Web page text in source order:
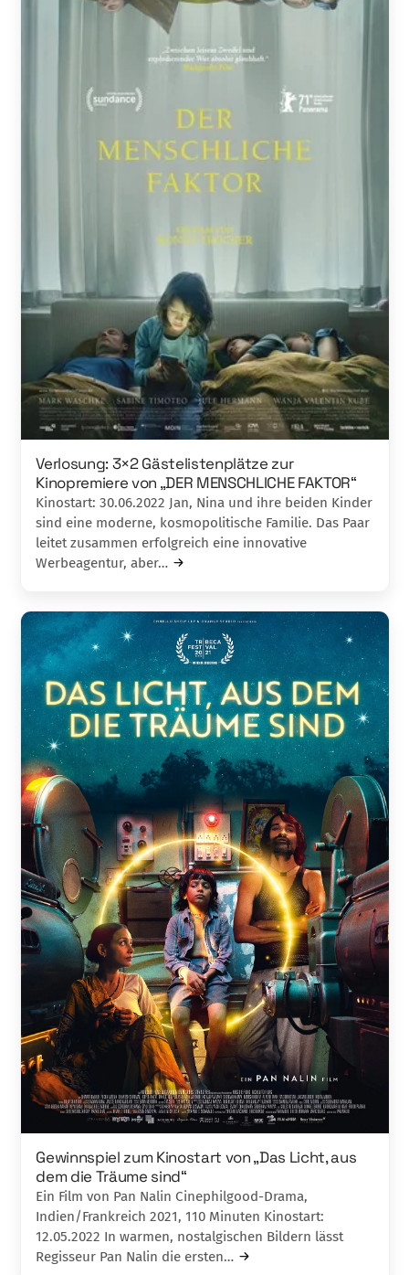
Verlosung: 3×2 Gästelistenplätze zur
Kinopremiere von „DER MENSCHLICHE FAKTOR“
Kinostart: 30.06.2022 Jan, Nina und ihre beiden Kinder
sind eine moderne, kosmopolitische Familie. Das Paar
leitet zusammen erfolgreich eine innovative
Werbeagentur, aber…
Gewinnspiel zum Kinostart von „Das Licht, aus
dem die Träume sind“
Ein Film von Pan Nalin Cinephilgood-Drama,
Indien/Frankreich 2021, 110 Minuten Kinostart:
12.05.2022 In warmen, nostalgischen Bildern lässt
Regisseur Pan Nalin die ersten…